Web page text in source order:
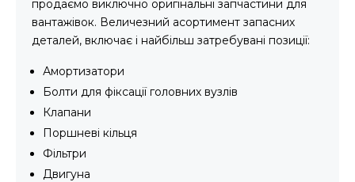
продаємо виключно оригінальні запчастини для
вантажівок. Величезний асортимент запасних
деталей, включає і найбільш затребувані позиції:
Амортизатори
Болти для фіксації головних вузлів
Клапани
Поршневі кільця
Фільтри
Двигуна